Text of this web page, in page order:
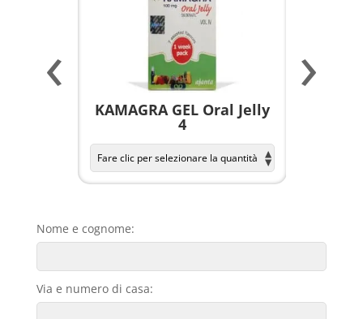
KAMAGRA GEL Oral Jelly
4
‹ ›
Nome e cognome:
Via e numero di casa: